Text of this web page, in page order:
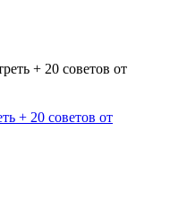
+ 20 советов от